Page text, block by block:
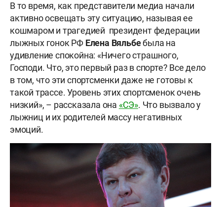
В то время, как представители медиа начали
активно освещать эту ситуацию, называя ее
кошмаром и трагедией президент федерации
лыжных гонок РФ Елена Вяльбебыла на
удивление спокойна: «Ничего страшного,
Господи. Что, это первый раз в спорте? Все дело
в том, что эти спортсменки даже не готовы к
такой трассе. Уровень этих спортсменок очень
низкий», – рассказала она «СЭ». Что вызвало у
лыжниц и их родителей массу негативных
эмоций.